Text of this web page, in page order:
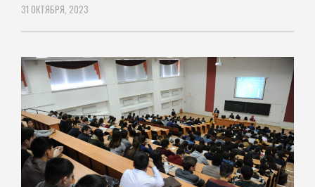
31 ОКТЯБРЯ, 2023